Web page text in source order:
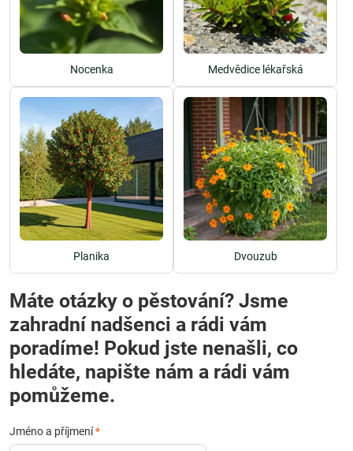
Nocenka Medvědice lékařská
Planika Dvouzub
Máte otázky o pěstování? Jsme
zahradní nadšenci a rádi vám
poradíme! Pokud jste nenašli, co
hledáte, napište nám a rádi vám
pomůžeme.
Jméno a příjmení*